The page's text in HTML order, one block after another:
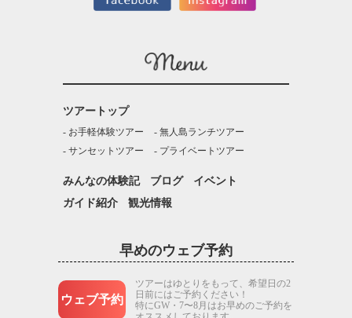
ツアートップ
お手軽体験ツアー
無人島ランチツアー
サンセットツアー
プライベートツアー
みんなの体験記 ブログ
イベント
ガイド紹介
観光情報
早めのウェブ予約
ウェブ予約
ツアーはゆとりをもって、希望日の2
日前にはご予約ください！
特にGW・7〜8月はお早めのご予約を